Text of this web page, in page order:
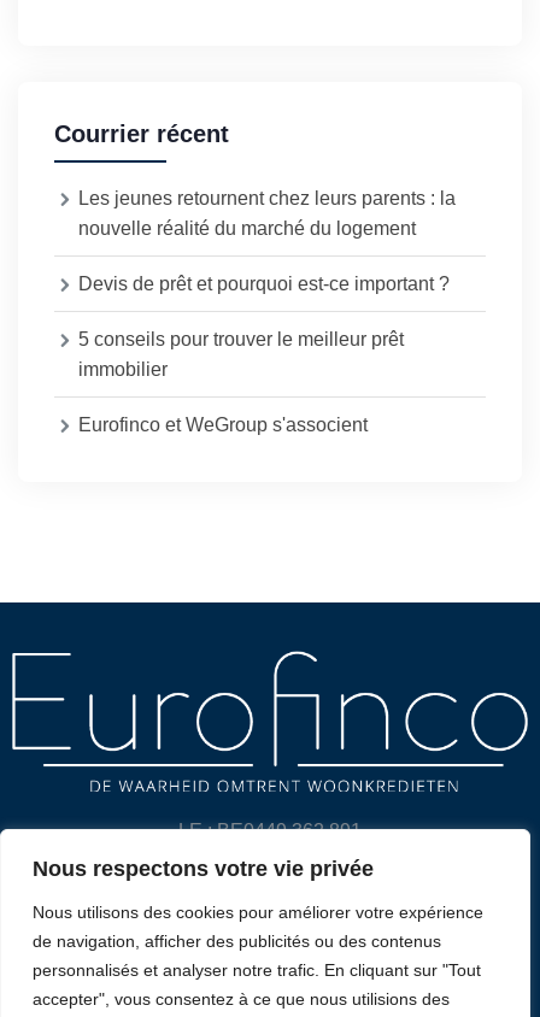
Nous respectons votre vie privée
Nous utilisons des cookies pour améliorer votre expérience
de navigation, afficher des publicités ou des contenus
personnalisés et analyser notre trafic. En cliquant sur "Tout
accepter", vous consentez à ce que nous utilisions des
Courrier récent
Les jeunes retournent chez leurs parents : la
nouvelle réalité du marché du logement
Devis de prêt et pourquoi est-ce important ?
5 conseils pour trouver le meilleur prêt
immobilier
Eurofinco et WeGroup s'associent
LE : BE0449.362.891
POLITIQUE DE CONFIDENTIALITÉ ET CLAUSE DE NON-
RESPONSABILITÉ